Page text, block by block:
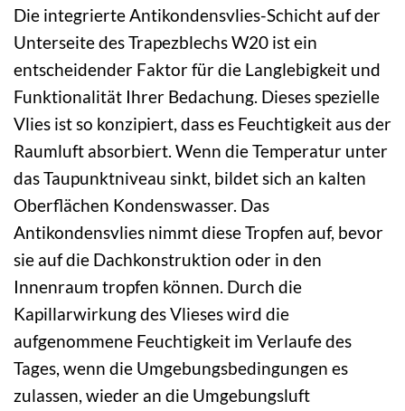
Die integrierte Antikondensvlies-Schicht auf der
Unterseite des Trapezblechs W20 ist ein
entscheidender Faktor für die Langlebigkeit und
Funktionalität Ihrer Bedachung. Dieses spezielle
Vlies ist so konzipiert, dass es Feuchtigkeit aus der
Raumluft absorbiert. Wenn die Temperatur unter
das Taupunktniveau sinkt, bildet sich an kalten
Oberflächen Kondenswasser. Das
Antikondensvlies nimmt diese Tropfen auf, bevor
sie auf die Dachkonstruktion oder in den
Innenraum tropfen können. Durch die
Kapillarwirkung des Vlieses wird die
aufgenommene Feuchtigkeit im Verlaufe des
Tages, wenn die Umgebungsbedingungen es
zulassen, wieder an die Umgebungsluft